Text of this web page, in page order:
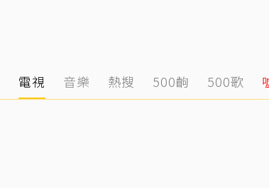
電視 音樂 熱搜 500齣 500歌